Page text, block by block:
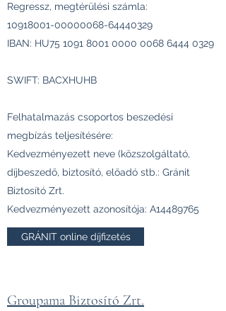
Regressz, megtérülési számla:
10918001-00000068-64440329
IBAN: HU75 1091 8001 0000 0068 6444 0329
SWIFT: BACXHUHB
Felhatalmazás csoportos beszedési
megbízás teljesítésére:
Kedvezményezett neve (közszolgáltató,
díjbeszedő, biztosító, előadó stb.: Gránit
Biztosító Zrt.
Kedvezményezett azonosítója: A14489765
GRÁNIT online díjfizetés
Groupama Biztosító Zrt.